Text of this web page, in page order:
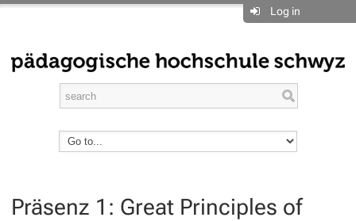
Log in
Präsenz 1: Great Principles of